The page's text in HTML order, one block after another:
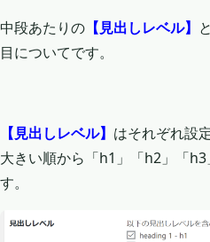
中段あたりの 【見出しレベル】 と
目についてです。
【見出しレベル】 はそれぞれ設
大きい順から「h1」「h2」「h3
す。